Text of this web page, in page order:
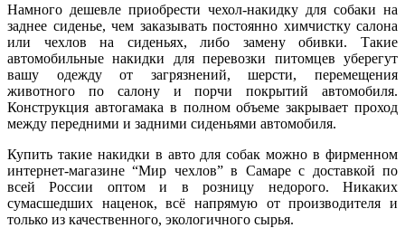
Намного дешевле приобрести чехол-накидку для собаки на
заднее сиденье, чем заказывать постоянно химчистку салона
или чехлов на сиденьях, либо замену обивки. Такие
автомобильные накидки для перевозки питомцев уберегут
вашу одежду от загрязнений, шерсти, перемещения
животного по салону и порчи покрытий автомобиля.
Конструкция автогамака в полном объеме закрывает проход
между передними и задними сиденьями автомобиля.
Купить такие накидки в авто для собак можно в фирменном
интернет-магазине “Мир чехлов” в Самаре с доставкой по
всей России оптом и в розницу недорого. Никаких
сумасшедших наценок, всё напрямую от производителя и
только из качественного, экологичного сырья.